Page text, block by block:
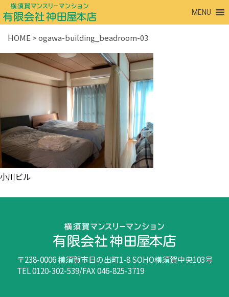
MENU
HOME >ogawa-building_beadroom-03
小川ビル
〒238-0006 横須賀市日の出町1-8 SOHO横須賀中央103号
TEL 0120-302-539/FAX 046-825-3719